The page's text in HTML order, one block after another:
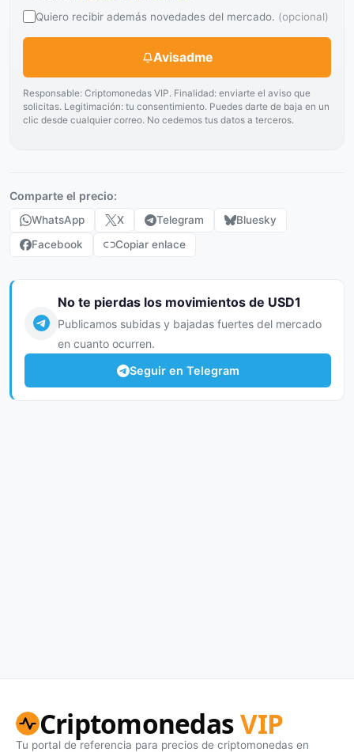
Quiero recibir además novedades del mercado. (opcional)
Avisadme
Responsable: Criptomonedas VIP. Finalidad: enviarte el aviso que
solicitas. Legitimación: tu consentimiento. Puedes darte de baja en un
clic desde cualquier correo. No cedemos tus datos a terceros.
Comparte el precio:
WhatsApp X Telegram
Bluesky
Facebook
Copiar enlace
No te pierdas los movimientos de USD1
Publicamos subidas y bajadas fuertes del mercado
en cuanto ocurren.
Seguir en Telegram
CriptomonedasVIP
Tu portal de referencia para precios de criptomonedas en